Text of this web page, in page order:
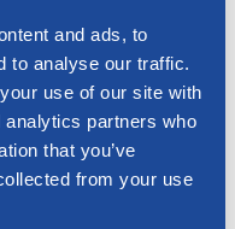
and ads, to
to analyse our traffic.
use of our site with
partners who
that you’ve
from your use
kuvat